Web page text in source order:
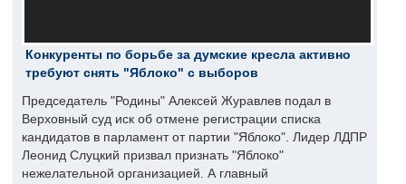
Конкуренты по борьбе за думские кресла активно
требуют снять "Яблоко" с выборов
Председатель "Родины" Алексей Журавлев подал в
Верховный суд иск об отмене регистрации списка
кандидатов в парламент от партии "Яблоко". Лидер ЛДПР
Леонид Слуцкий призвал признать "Яблоко"
нежелательной организацией. А главный